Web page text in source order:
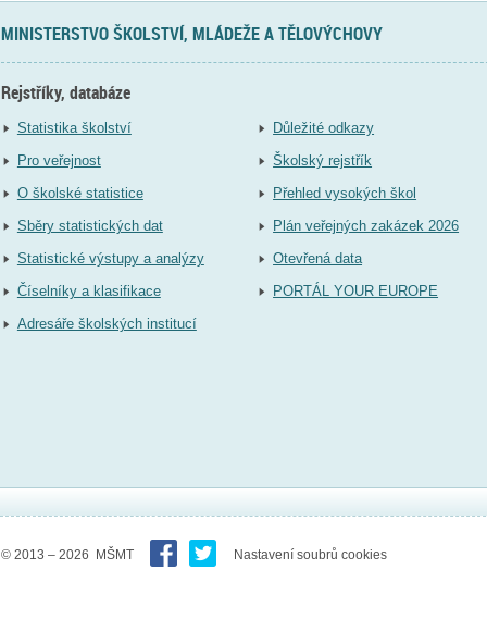
MINISTERSTVO ŠKOLSTVÍ, MLÁDEŽE A TĚLOVÝCHOVY
Rejstříky, databáze
Statistika školství
Pro veřejnost
O školské statistice
Sběry statistických dat
Statistické výstupy a analýzy
Číselníky a klasifikace
Adresáře školských institucí
Důležité odkazy
Školský rejstřík
Přehled vysokých škol
Plán veřejných zakázek 2026
Otevřená data
PORTÁL YOUR EUROPE
© 2013 – 2026 MŠMT Nastavení soubrů cookies